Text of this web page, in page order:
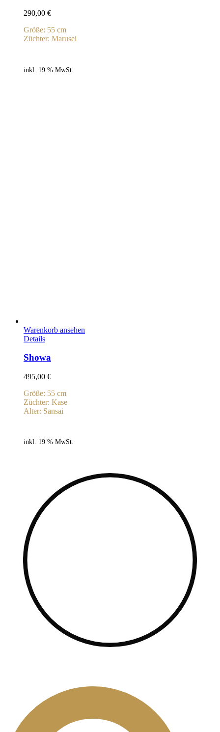
290,00 €
Größe: 55 cm
Züchter: Marusei
inkl. 19 % MwSt.
Warenkorb ansehen
Details
Showa
495,00 €
Größe: 55 cm
Züchter: Kase
Alter: Sansai
inkl. 19 % MwSt.